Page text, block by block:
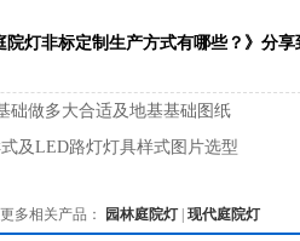
灯非标定制生产方式有哪些？》分享
础做多大合适及地基基础图纸
及LED路灯灯具样式图片选型
更多相关产品： 园林庭院灯| 现代庭院灯